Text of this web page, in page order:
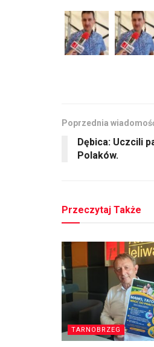
Poprzednia
Dębica: Uczcili
Polaków.
Przeczytaj Także
TARNOBRZEG